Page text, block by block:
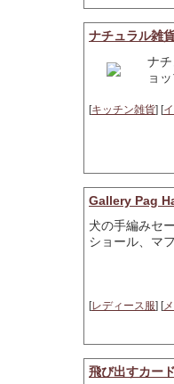
ナチュラル雑
ナ
ョ
[キッチン雑貨] [
Gallery Pag
犬の手編みセ
ショール、マ
[レディース服] [
飛び出すカー